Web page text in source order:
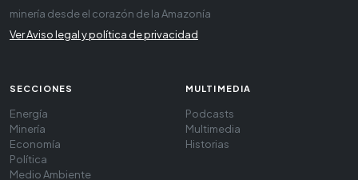
minería desde el corazón de la Amazonía
Ver Aviso legal y política de privacidad
SECCIONES
Energía
Minería
Economía
Política
Medio Ambiente
MULTIMEDIA
Podcasts
Multimedia
Historias